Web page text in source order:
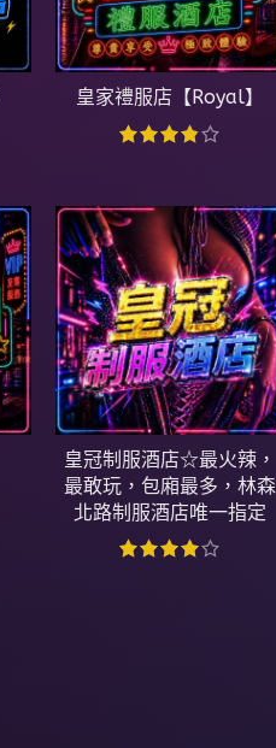
皇家禮服店【Royal】
皇冠制服酒店☆最火辣，
最敢玩，包廂最多，林森
北路制服酒店唯一指定